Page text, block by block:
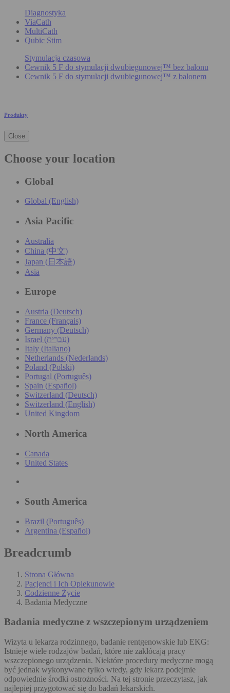
Diagnostyka
ViaCath
MultiCath
Qubic Stim
Stymulacja czasowa
Cewnik 5 F do stymulacji dwubiegunowej™ bez balonu
Cewnik 5 F do stymulacji dwubiegunowej™ z balonem
Produkty
Close
Choose your location
Global
Global (English)
Asia Pacific
Australia
China (中文)
Japan (日本語)
Asia
Europe
Austria (Deutsch)
France (Français)
Germany (Deutsch)
Israel (עִברִית)
Italy (Italiano)
Netherlands (Nederlands)
Poland (Polski)
Portugal (Português)
Spain (Español)
Switzerland (Deutsch)
Switzerland (English)
United Kingdom
North America
Canada
United States
South America
Brazil (Português)
Argentina (Español)
Breadcrumb
Strona Główna
Pacjenci i Ich Opiekunowie
Codzienne Życie
Badania Medyczne
Badania medyczne z wszczepionym urządzeniem
Wizyta u lekarza rodzinnego, badanie rentgenowskie lub EKG:
Istnieje wiele rodzajów badań, które nie zakłócają pracy
wszczepionego urządzenia. Niektóre procedury medyczne mogą
być jednak wykonywane tylko wtedy, gdy lekarz podejmie
odpowiednie środki ostrożności. Na tej stronie przeczytasz, jak
najlepiej przygotować się do badań lekarskich.